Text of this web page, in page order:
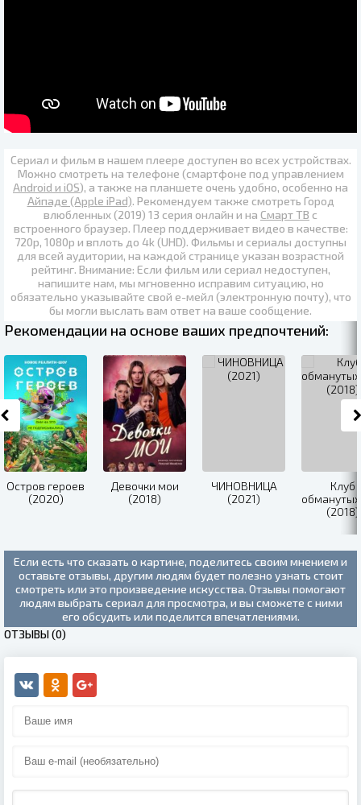
Сериал и фильм в нашем плеере доступен во всех устройствах.
Можно смотреть на телефоне (смартфоне под управлением
Android и iOS), а также на планшете очень удобно, особенно на
Айпаде (Apple iPad). Рекомендуем также смотреть Город
влюбленных (2019) 13 серия онлайн и на Смарт ТВ с
встроенного браузер. Плеер поддерживает видео в качестве:
720p, 1080p и вплоть до 4k (UHD). Фильмы и сериалы доступны
для всей аудитории, на каждой странице указан возрастной
рейтинг. Внимание: Если фильм или сериал недоступен,
напишите нам, мы мгновенно исправим ситуацию, но
обязательно указывайте свой е-мейл (электронную почту), что
бы могли выслать вам ответ на ваше сообщение.
Рекомендации на основе ваших предпочтений:
Остров героев
(2020)
Девочки мои
(2018)
ЧИНОВНИЦА
(2021)
Клуб
(2018)
Если есть что сказать о картине, поделитесь своим мнением и
оставьте отзывы, другим людям будет полезно узнать стоит
смотреть или это произведение искусства. Отзывы помогают
людям выбрать сериал для просмотра, и вы сможете с ними
его обсудить или поделится впечатлениями.
ОТЗЫВЫ (0)